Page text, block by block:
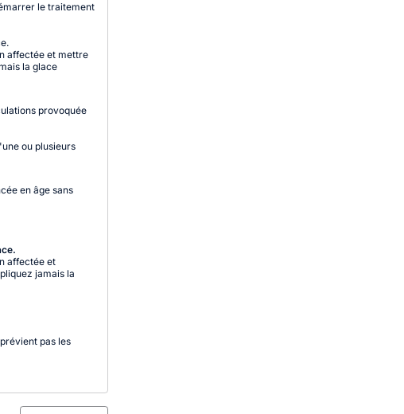
le traitement
affectée et mettre
la glace
provoquée
ou plusieurs
en âge sans
affectée et
jamais la
pas les